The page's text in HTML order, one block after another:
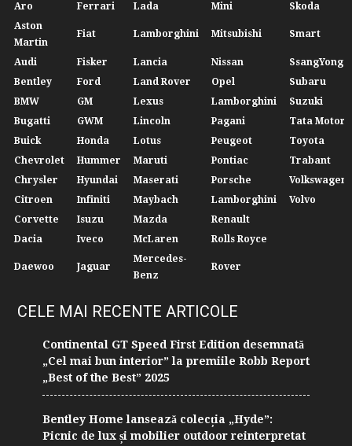
Aro Ferrari Lada Mini
Skoda
Aston
Martin
Fiat Lamborghini Mitsubishi Smart
Audi Fisker Lancia Nissan
SsangYong
Bentley
Ford Land Rover Opel
Subaru
BMW
GM Lexus Lamborghini
Suzuki
Bugatti
GWM Lincoln Pagani
Tata Motors
Buick
Honda Lotus Peugeot
Toyota
Chevrolet
Hummer Maruti Pontiac
Trabant
Chrysler
Hyundai Maserati Porsche
Volkswagen
Citroen
Infiniti Maybach Lamborghini
Volvo
Corvette
Isuzu Mazda
Renault
Dacia
Iveco McLaren Rolls Royce
Daewoo Jaguar
Mercedes-
Benz
Rover
CELE MAI RECENTE ARTICOLE
Continental GT Speed First Edition desemnată
„Cel mai bun interior” la premiile Robb Report
„Best of the Best” 2025
Bentley Home lansează colecția „Hyde”:
Picnic de lux și mobilier outdoor reinterpretat